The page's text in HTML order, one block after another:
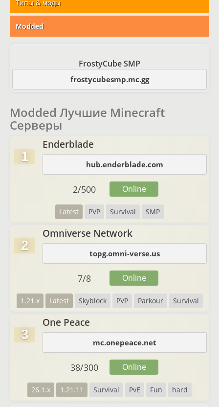
Типы & моды
Modded
FrostyCube SMP
frostycubesmp.mc.gg
Modded Лучшие Minecraft
Серверы
1
Enderblade
hub.enderblade.com
Latest PVP Survival SMP
2/500 Online
2
Omniverse Network
topg.omni-verse.us
1.21.x Latest Skyblock PVP Parkour Survival
7/8 Online
3
One Peace
mc.onepeace.net
26.1.x 1.21.11 Survival PvE Fun hard
38/300 Online